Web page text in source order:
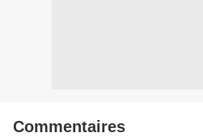
Commentaires